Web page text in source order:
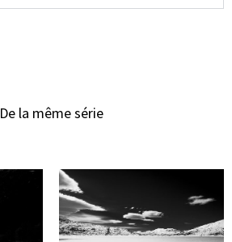
De la même série